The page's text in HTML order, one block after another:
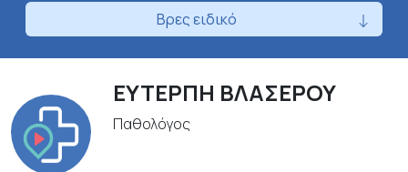
Βρες ειδικό
ΕΥΤΕΡΠΗ ΒΛΑΣΕΡΟΥ
Παθολόγος